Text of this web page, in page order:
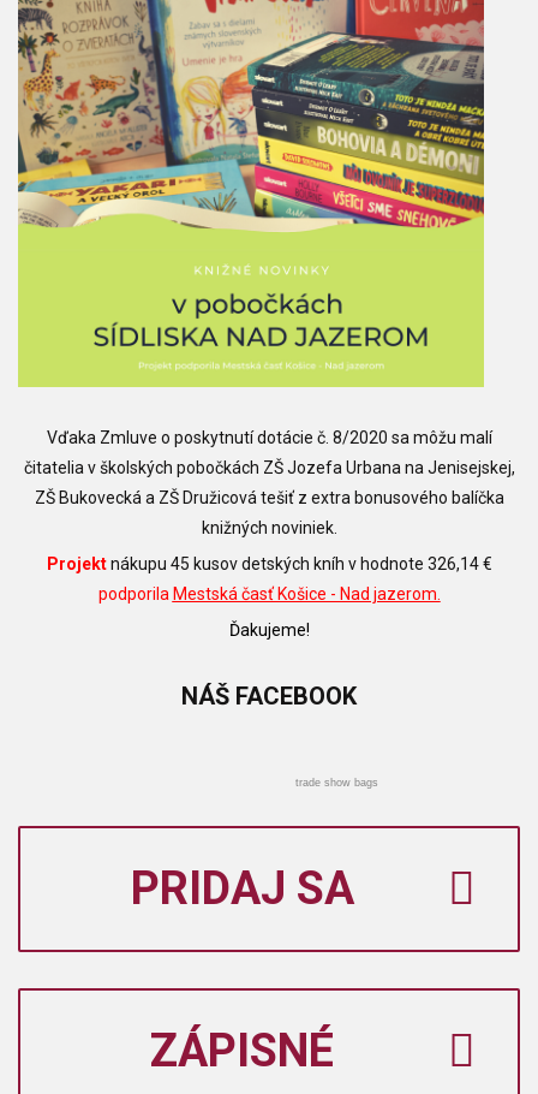
Vďaka Zmluve o poskytnutí dotácie č. 8/2020 sa môžu malí
čitatelia v školských pobočkách ZŠ Jozefa Urbana na Jenisejskej,
ZŠ Bukovecká a ZŠ Družicová tešiť z extra bonusového balíčka
knižných noviniek.
Projektnákupu 45 kusov detských kníh v hodnote 326,14 €
podporila Mestská časť Košice - Nad jazerom.
Ďakujeme!
NÁŠ FACEBOOK
trade show bags
PRIDAJ SA
ZÁPISNÉ